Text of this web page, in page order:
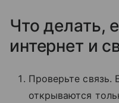
Что делать,
интернет и
Проверьте связь.
открываются